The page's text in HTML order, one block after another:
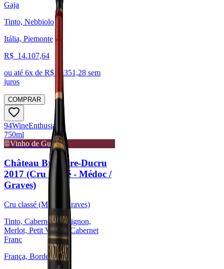
Gaja
Tinto, Nebbiolo
Itália, Piemonte
R$ 14.107,64
ou até 6x de R$ 2.351,28 sem
juros
COMPRAR
94WineEnthusiast
750ml
Vinho de Guarda
Château Branaire-Ducru
2017 (Cru classé - Médoc /
Graves)
Cru classé (Médoc/Graves)
Tinto, Cabernet Sauvignon,
Merlot, Petit Verdot, Cabernet
Franc
França, Bordeaux